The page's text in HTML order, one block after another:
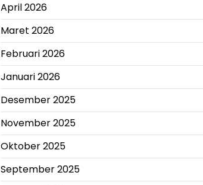
April 2026
Maret 2026
Februari 2026
Januari 2026
Desember 2025
November 2025
Oktober 2025
September 2025